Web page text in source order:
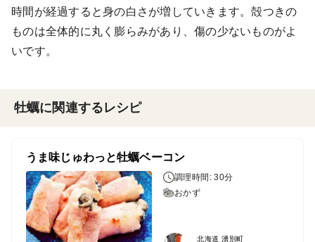
時間が経過すると身の白さが増していきます。殻つきの
ものは全体的に丸く膨らみがあり、傷の少ないものがよ
いです。
牡蠣に関連するレシピ
うま味じゅわっと牡蠣ベーコン
調理時間: 30分
おかず
北海道 湧別町